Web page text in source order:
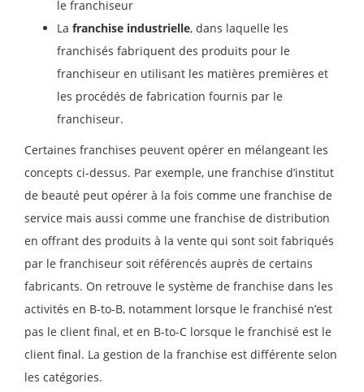
le franchiseur
La franchise industrielle, dans laquelle les
franchisés fabriquent des produits pour le
franchiseur en utilisant les matières premières et
les procédés de fabrication fournis par le
franchiseur.
Certaines franchises peuvent opérer en mélangeant les
concepts ci-dessus. Par exemple, une franchise d’institut
de beauté peut opérer à la fois comme une franchise de
service mais aussi comme une franchise de distribution
en offrant des produits à la vente qui sont soit fabriqués
par le franchiseur soit référencés auprès de certains
fabricants. On retrouve le système de franchise dans les
activités en B-to-B, notamment lorsque le franchisé n’est
pas le client final, et en B-to-C lorsque le franchisé est le
client final. La gestion de la franchise est différente selon
les catégories.